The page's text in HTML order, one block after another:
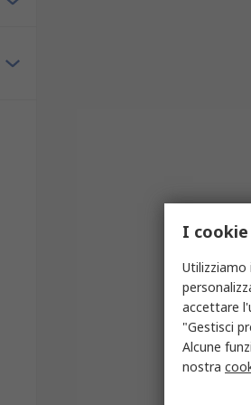
ginecologi, chirurghi,
è possibile trovare una
I
accettare
"Gestisci
Alcune
nostra